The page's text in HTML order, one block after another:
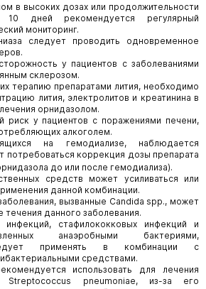
в высоких дозах или продолжительности
дней рекомендуется регулярный
мониторинг.
следует проводить одновременное
у пациентов с заболеваниями
склерозом.
терапию препаратами лития, необходимо
лития, электролитов и креатинина в
орнидазолом.
риск у пациентов с поражениями печени,
алкоголем.
на гемодиализе, наблюдается
потребоваться коррекция дозы препарата
до или после гемодиализа).
средств может усиливаться или
данной комбинации.
вызванные Candida spp., может
данного заболевания.
стафилококковых инфекций и
анаэробными бактериями,
применять в комбинации с
средствами.
использовать для лечения
Streptococcus pneumoniae, из-за его